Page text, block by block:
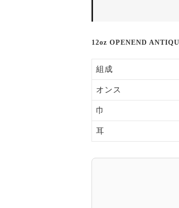
12oz OPENEND
組成
オンス
巾
耳